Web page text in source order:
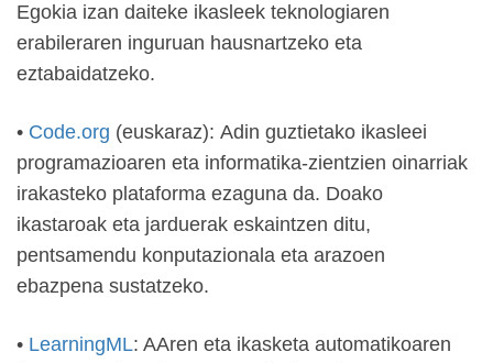
Egokia izan daiteke ikasleek teknologiaren
erabileraren inguruan hausnartzeko eta
eztabaidatzeko.
• Code.org (euskaraz): Adin guztietako ikasleei
programazioaren eta informatika-zientzien oinarriak
irakasteko plataforma ezaguna da. Doako
ikastaroak eta jarduerak eskaintzen ditu,
pentsamendu konputazionala eta arazoen
ebazpena sustatzeko.
• LearningML: AAren eta ikasketa automatikoaren